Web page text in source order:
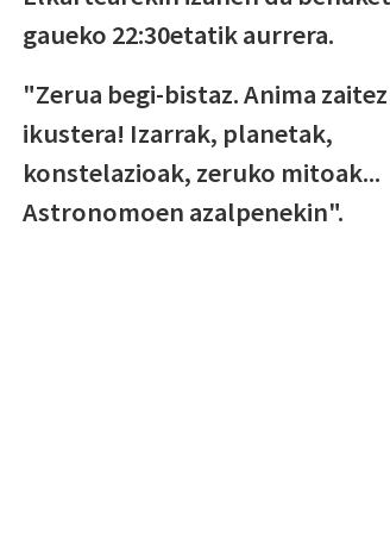
gaueko 22:30etatik aurrera.
"Zerua begi-bistaz. Anima
ikustera! Izarrak, planetak,
konstelazioak, zeruko mitoak...
Astronomoen azalpenekin".